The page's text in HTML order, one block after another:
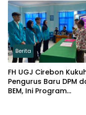
Berita
FH UGJ Cirebon
Pengurus Baru DPM
BEM, Ini Program